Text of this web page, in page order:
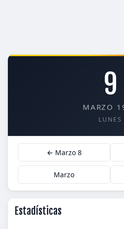
9
MARZO
LUNES
← Marzo 8
Marzo
Estadísticas